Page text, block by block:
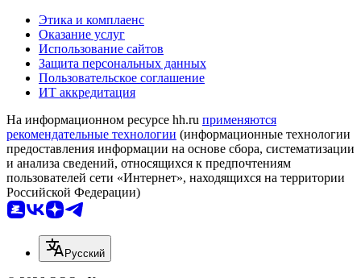
Этика и комплаенс
Оказание услуг
Использование сайтов
Защита персональных данных
Пользовательское соглашение
ИТ аккредитация
На информационном ресурсе hh.ru применяются
рекомендательные технологии (информационные технологии
предоставления информации на основе сбора, систематизации
и анализа сведений, относящихся к предпочтениям
пользователей сети «Интернет», находящихся на территории
Российской Федерации)
Русский